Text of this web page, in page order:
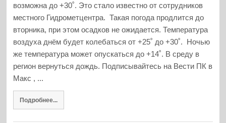
возможна до +30˚. Это стало известно от сотрудников
местного Гидрометцентра. Такая погода продлится до
вторника, при этом осадков не ожидается. Температура
воздуха днём будет колебаться от +25˚ до +30˚. Ночью
же температура может опускаться до +14˚. В среду в
регион вернуться дождь. Подписывайтесь на Вести ПК в
Макс , ...
Подробнее...